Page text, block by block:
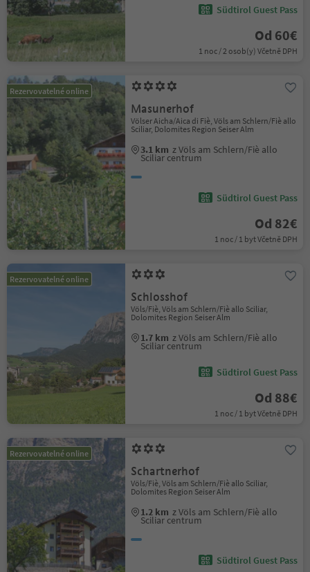
Südtirol Guest Pass
Od 60€
1 noc / 2 osob(y) Včetně DPH
Rezervovatelné online
Masunerhof
Völser Aicha/Aica di Fiè, Völs am Schlern/Fiè allo
Sciliar, Dolomites Region Seiser Alm
3.1 km z Völs am Schlern/Fiè allo
Sciliar centrum
Südtirol Guest Pass
Od 82€
1 noc / 1 byt Včetně DPH
Rezervovatelné online
Schlosshof
Völs/Fiè, Völs am Schlern/Fiè allo Sciliar,
Dolomites Region Seiser Alm
1.7 km z Völs am Schlern/Fiè allo
Sciliar centrum
Südtirol Guest Pass
Od 88€
1 noc / 1 byt Včetně DPH
Rezervovatelné online
Schartnerhof
Völs/Fiè, Völs am Schlern/Fiè allo Sciliar,
Dolomites Region Seiser Alm
1.2 km z Völs am Schlern/Fiè allo
Sciliar centrum
Südtirol Guest Pass